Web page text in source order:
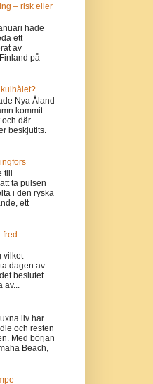
– risk eller
hade
ett
av
på
Nya Åland
kommit
och där
beskjutits.
ta pulsen
i den ryska
ett
vilket
dagen av
beslutet
av...
liv har
och resten
Med början
Beach,